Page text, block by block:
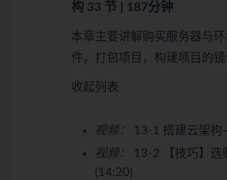
构 33 节 | 187分钟
本章主要讲解购买服务器与
件，打包项目，构建项目的镜
收起列表
视频：
13-1 搭建云架构
视频：
13-2 【技巧】选
(14:20)